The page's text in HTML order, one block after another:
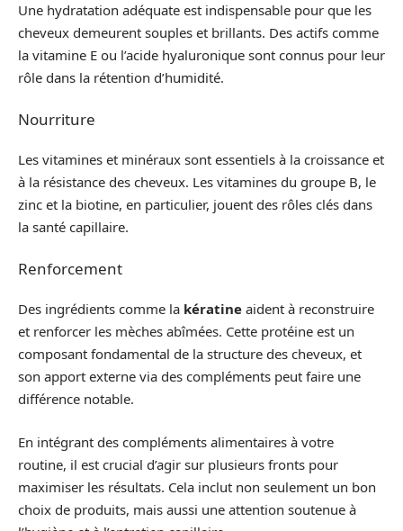
Une hydratation adéquate est indispensable pour que les
cheveux demeurent souples et brillants. Des actifs comme
la vitamine E ou l’acide hyaluronique sont connus pour leur
rôle dans la rétention d’humidité.
Nourriture
Les vitamines et minéraux sont essentiels à la croissance et
à la résistance des cheveux. Les vitamines du groupe B, le
zinc et la biotine, en particulier, jouent des rôles clés dans
la santé capillaire.
Renforcement
Des ingrédients comme la kératine aident à reconstruire
et renforcer les mèches abîmées. Cette protéine est un
composant fondamental de la structure des cheveux, et
son apport externe via des compléments peut faire une
différence notable.
En intégrant des compléments alimentaires à votre
routine, il est crucial d’agir sur plusieurs fronts pour
maximiser les résultats. Cela inclut non seulement un bon
choix de produits, mais aussi une attention soutenue à